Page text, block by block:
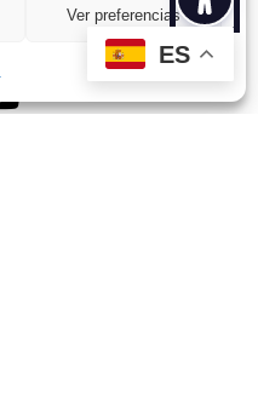
Ver preferencias
ES